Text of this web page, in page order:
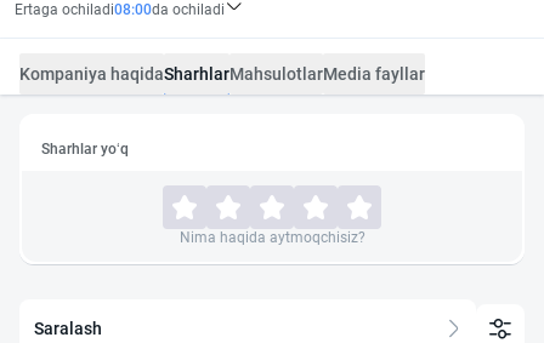
Ertaga ochiladi08:00da ochiladi
Kompaniya haqidaSharhlarMahsulotlarMedia fayllar
Sharhlar yo‘q
Nima haqida aytmoqchisiz?
Saralash